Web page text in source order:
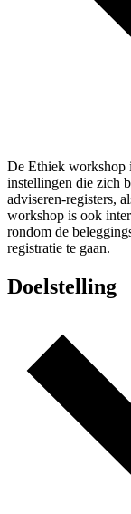
De Ethiek workshop
instellingen die zich
adviseren-registers,
workshop is ook
rondom de
registratie te gaan.
Doelstelling